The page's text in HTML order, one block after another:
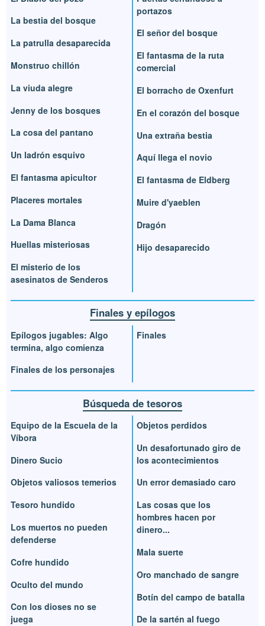
La bestia del bosque
La patrulla desaparecida
Monstruo chillón
La viuda alegre
Jenny de los bosques
La cosa del pantano
Un ladrón esquivo
El fantasma apicultor
Placeres mortales
La Dama Blanca
Huellas misteriosas
El misterio de los
asesinatos de Senderos
portazos
El señor del bosque
El fantasma de la ruta
comercial
El borracho de Oxenfurt
En el corazón del bosque
Una extraña bestia
Aquí llega el novio
El fantasma de Eldberg
Muire d'yaeblen
Dragón
Hijo desaparecido
Finales y epílogos
Epílogos jugables: Algo
termina, algo comienza
Finales de los personajes
Finales
Búsqueda de tesoros
Equipo de la Escuela de la
Víbora
Dinero Sucio
Objetos valiosos temerios
Tesoro hundido
Los muertos no pueden
defenderse
Cofre hundido
Oculto del mundo
Con los dioses no se
juega
Objetos perdidos
Un desafortunado giro de
los acontecimientos
Un error demasiado caro
Las cosas que los
hombres hacen por
dinero...
Mala suerte
Oro manchado de sangre
Botín del campo de batalla
De la sartén al fuego